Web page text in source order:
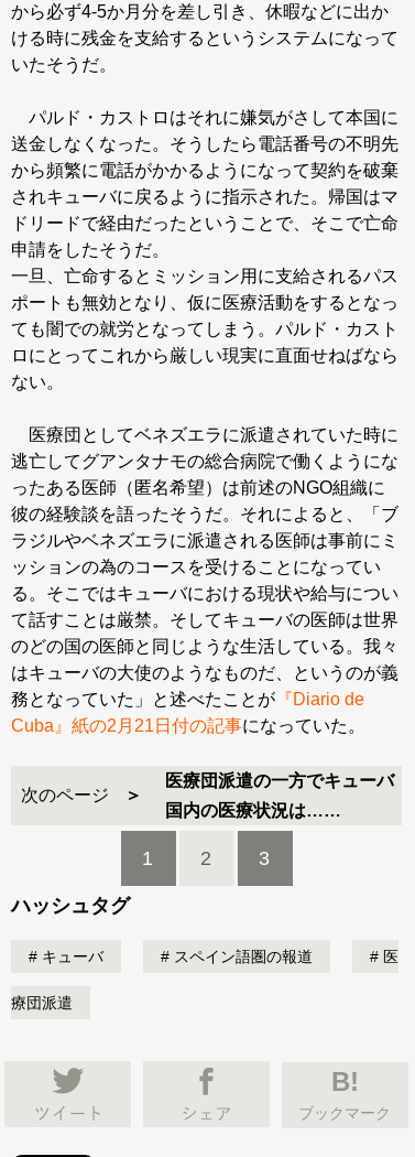
から必ず4-5か月分を差し引き、休暇などに出か
ける時に残金を支給するというシステムになって
いたそうだ。
パルド・カストロはそれに嫌気がさして本国に
送金しなくなった。そうしたら電話番号の不明先
から頻繁に電話がかかるようになって契約を破棄
されキューバに戻るように指示された。帰国はマ
ドリードで経由だったということで、そこで亡命
申請をしたそうだ。
一旦、亡命するとミッション用に支給されるパス
ポートも無効となり、仮に医療活動をするとなっ
ても闇での就労となってしまう。パルド・カスト
ロにとってこれから厳しい現実に直面せねばなら
ない。
医療団としてベネズエラに派遣されていた時に
逃亡してグアンタナモの総合病院で働くようにな
ったある医師（匿名希望）は前述のNGO組織に
彼の経験談を語ったそうだ。それによると、「ブ
ラジルやベネズエラに派遣される医師は事前にミ
ッションの為のコースを受けることになってい
る。そこではキューバにおける現状や給与につい
て話すことは厳禁。そしてキューバの医師は世界
のどの国の医師と同じような生活している。我々
はキューバの大使のようなものだ、というのが義
務となっていた」と述べたことが 『Diario de
Cuba』紙の2月21日付の記事になっていた。
次のページ
医療団派遣の一方でキューバ
国内の医療状況は……
1 2 3
ハッシュタグ
キューバ スペイン語圏の報道 医
療団派遣
B!
ブックマーク